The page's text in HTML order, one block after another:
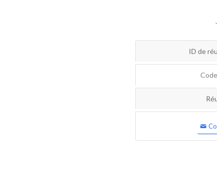
ID de